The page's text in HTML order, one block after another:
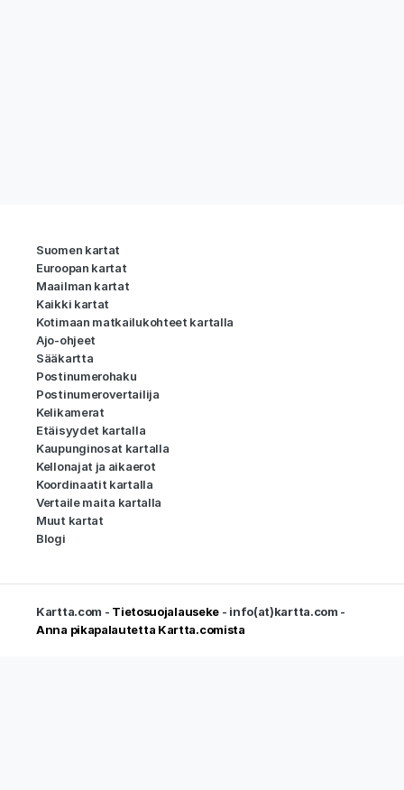
Suomen kartat
Euroopan kartat
Maailman kartat
Kaikki kartat
Kotimaan matkailukohteet kartalla
Ajo-ohjeet
Sääkartta
Postinumerohaku
Postinumerovertailija
Kelikamerat
Etäisyydet kartalla
Kaupunginosat kartalla
Kellonajat ja aikaerot
Koordinaatit kartalla
Vertaile maita kartalla
Muut kartat
Blogi
Kartta.com - Tietosuojalauseke - info(at)kartta.com -
Anna pikapalautetta Kartta.comista